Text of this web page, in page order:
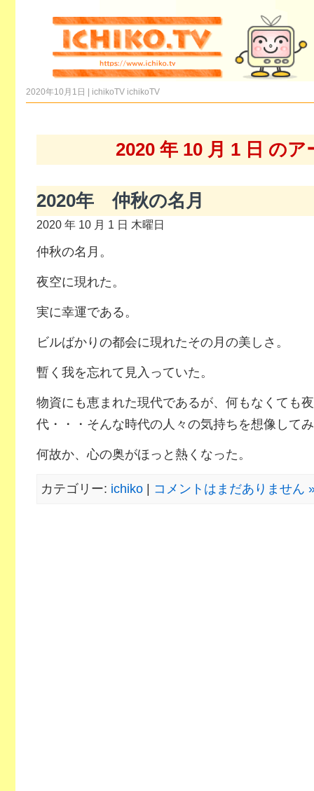
2020年10月1日 | ichikoTV ichikoTV
2020 年 10 月 1 日 のア
2020年 仲秋の名月
2020 年 10 月 1 日 木曜日
仲秋の名月。
夜空に現れた。
実に幸運である。
ビルばかりの都会に現れたその月の美しさ。
暫く我を忘れて見入っていた。
物資にも恵まれた現代であるが、何もなくても
代・・・そんな時代の人々の気持ちを想像して
何故か、心の奥がほっと熱くなった。
カテゴリー: ichiko| コメントはまだありません